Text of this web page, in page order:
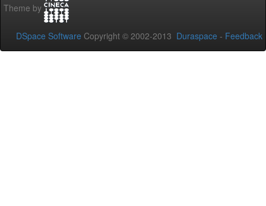
Theme by
DSpace Software Copyright © 2002-2013 Duraspace - Feedback